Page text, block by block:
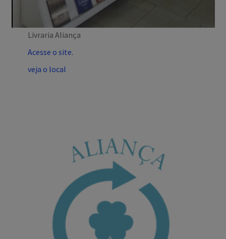
Livraria Aliança
Acesse o site.
veja o local